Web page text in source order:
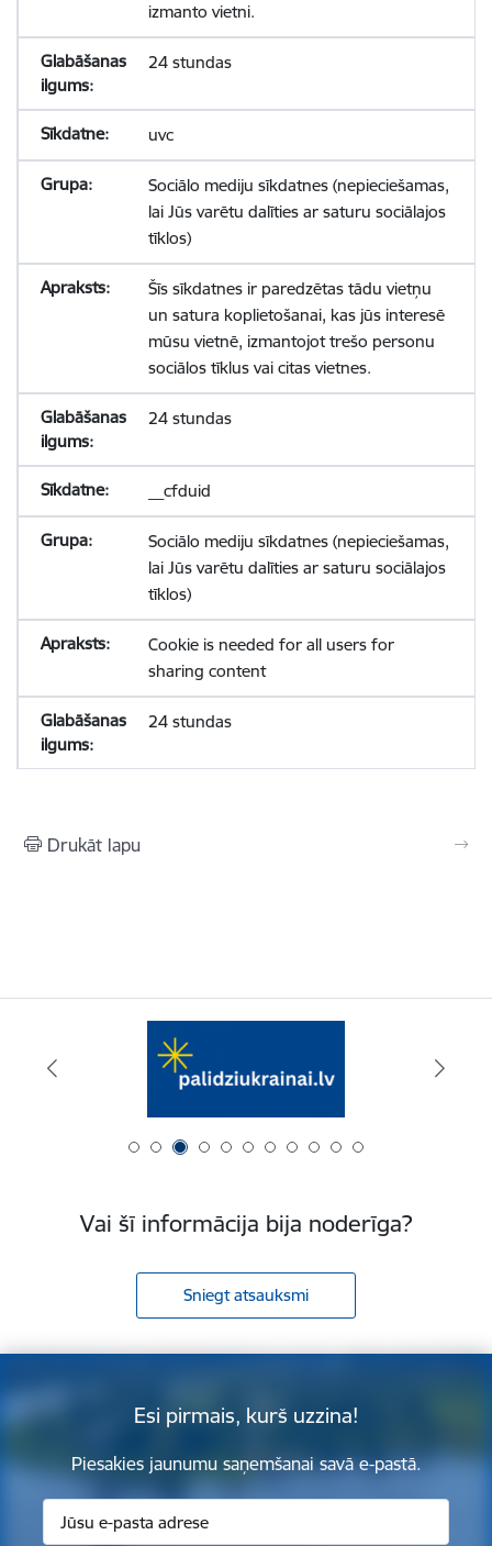
izmanto vietni.
24 stundas
uvc
Sociālo mediju sīkdatnes (nepieciešamas,
lai Jūs varētu dalīties ar saturu sociālajos
tīklos)
Šīs sīkdatnes ir paredzētas tādu vietņu
un satura koplietošanai, kas jūs interesē
mūsu vietnē, izmantojot trešo personu
sociālos tīklus vai citas vietnes.
24 stundas
__cfduid
Sociālo mediju sīkdatnes (nepieciešamas,
lai Jūs varētu dalīties ar saturu sociālajos
tīklos)
Cookie is needed for all users for
sharing content
24 stundas
Drukāt lapu
Vai šī informācija bija noderīga?
Sniegt atsauksmi
Esi pirmais, kurš uzzina!
Piesakies jaunumu saņemšanai savā e-pastā.